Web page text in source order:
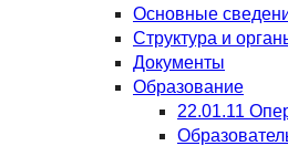
Основные
Структура и
Документы
Образование
22.01.11